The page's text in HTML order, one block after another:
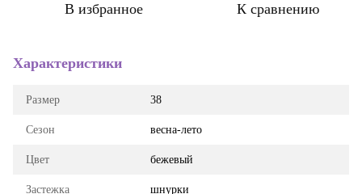
В избранное К сравнению
Характеристики
Размер 38
Сезон весна-лето
Цвет бежевый
Застежка шнурки